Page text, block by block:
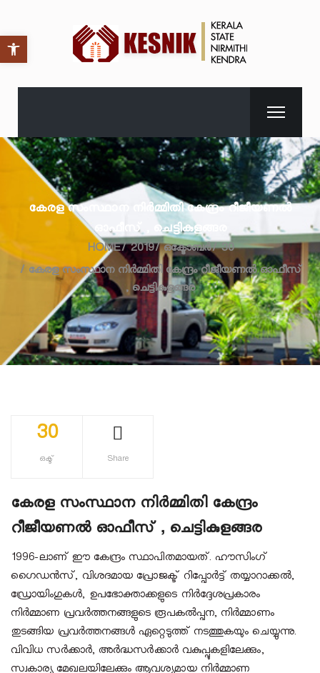
Open toolbar
കേരള സംസ്ഥാന നിർമ്മിതി കേന്ദ്രം റീജീയണൽ
ഓഫീസ് , ചെട്ടികുളങ്ങര
HOME 2019 ഒക്ടോബർ
30
കേരള സംസ്ഥാന നിർമ്മിതി കേന്ദ്രം റീജീയണൽ ഓഫീസ്
, ചെട്ടികുളങ്ങര
30
ഒക്ട് Share
കേരള സംസ്ഥാന നിർമ്മിതി കേന്ദ്രം
റീജീയണൽ ഓഫീസ് , ചെട്ടികുളങ്ങര
1996-ലാണ് ഈ കേന്ദ്രം സ്ഥാപിതമായത്. ഹൗസിംഗ്
ഗൈഡന്‍സ്, വിശദമായ പ്രോജക്ട് റിപ്പോര്‍ട്ട് തയ്യാറാക്കല്‍,
ഡ്രോയിംഗുകള്‍, ഉപഭോക്താക്കളുടെ നിര്‍ദ്ദേശപ്രകാരം
നിര്‍മ്മാണ പ്രവര്‍ത്തനങ്ങളുടെ രൂപകല്‍പ്പന, നിര്‍മ്മാണം
തുടങ്ങിയ പ്രവര്‍ത്തനങ്ങള്‍ ഏറ്റെടുത്ത് നടത്തുകയും ചെയ്യുന്നു.
വിവിധ സര്‍ക്കാര്‍, അര്‍ദ്ധസര്‍ക്കാര്‍ വകുപ്പുകളിലേക്കും,